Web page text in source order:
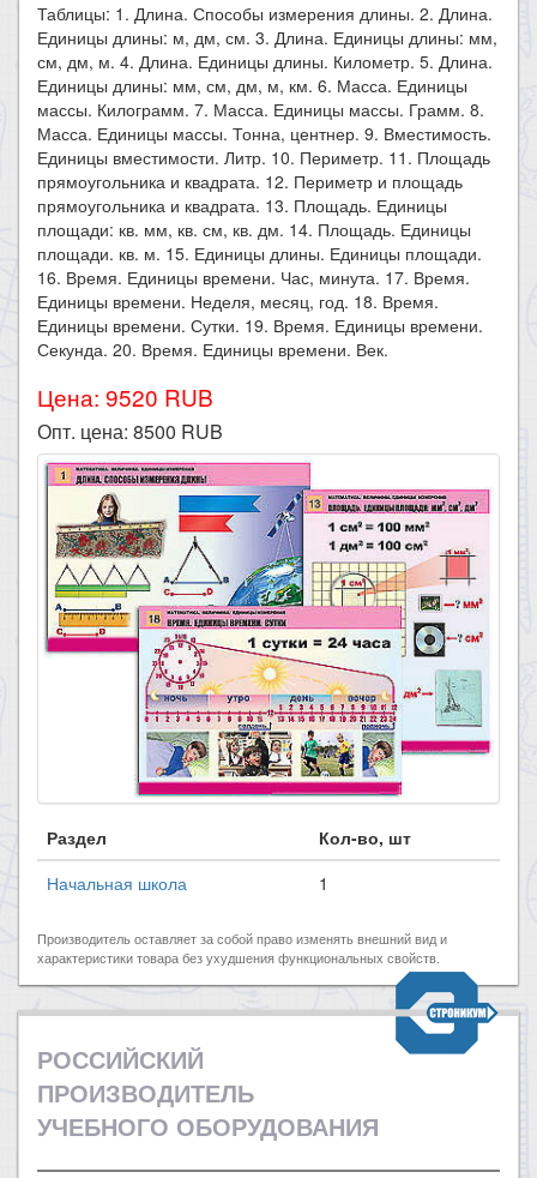
Таблицы: 1. Длина. Способы измерения длины. 2. Длина.
Единицы длины: м, дм, см. 3. Длина. Единицы длины: мм,
см, дм, м. 4. Длина. Единицы длины. Километр. 5. Длина.
Единицы длины: мм, см, дм, м, км. 6. Масса. Единицы
массы. Килограмм. 7. Масса. Единицы массы. Грамм. 8.
Масса. Единицы массы. Тонна, центнер. 9. Вместимость.
Единицы вместимости. Литр. 10. Периметр. 11. Площадь
прямоугольника и квадрата. 12. Периметр и площадь
прямоугольника и квадрата. 13. Площадь. Единицы
площади: кв. мм, кв. см, кв. дм. 14. Площадь. Единицы
площади. кв. м. 15. Единицы длины. Единицы площади.
16. Время. Единицы времени. Час, минута. 17. Время.
Единицы времени. Неделя, месяц, год. 18. Время.
Единицы времени. Сутки. 19. Время. Единицы времени.
Секунда. 20. Время. Единицы времени. Век.
Цена: 9520 RUB
Опт. цена: 8500 RUB
Раздел
Кол-во, шт
Начальная школа
1
Производитель оставляет за собой право изменять внешний вид и
характеристики товара без ухудшения функциональных свойств.
РОССИЙСКИЙ
ПРОИЗВОДИТЕЛЬ
УЧЕБНОГО ОБОРУДОВАНИЯ